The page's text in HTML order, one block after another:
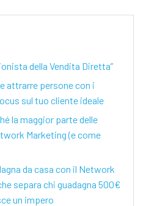
della Vendita Diretta”
attrarre persone con i
sul tuo cliente ideale
la maggior parte delle
Marketing (e come
da casa con il Network
separa chi guadagna 500€
un impero